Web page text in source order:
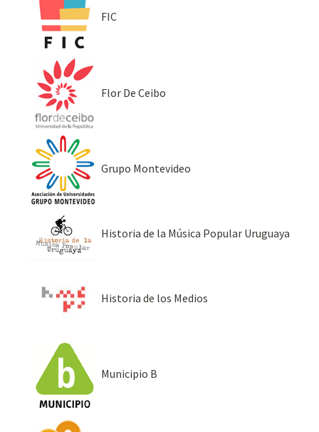
FIC
Flor De Ceibo
Grupo Montevideo
Historia de la Música Popular Uruguaya
Historia de los Medios
Municipio B